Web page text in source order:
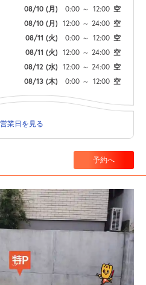
08/10 (月) 0:00 ～ 12:00 空
08/10 (月) 12:00 ～ 24:00 空
08/11 (火) 0:00 ～ 12:00 空
08/11 (火) 12:00 ～ 24:00 空
08/12 (水) 12:00 ～ 24:00 空
08/13 (木) 0:00 ～ 12:00 空
業日を見る
予約へ